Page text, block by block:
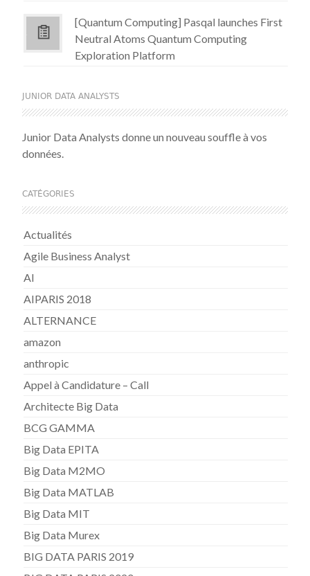
[Quantum Computing] Pasqal launches First
Neutral Atoms Quantum Computing
Exploration Platform
JUNIOR DATA ANALYSTS
Junior Data Analysts donne un nouveau souffle à vos
données.
CATÉGORIES
Actualités
Agile Business Analyst
AI
AIPARIS 2018
ALTERNANCE
amazon
anthropic
Appel à Candidature – Call
Architecte Big Data
BCG GAMMA
Big Data EPITA
Big Data M2MO
Big Data MATLAB
Big Data MIT
Big Data Murex
BIG DATA PARIS 2019